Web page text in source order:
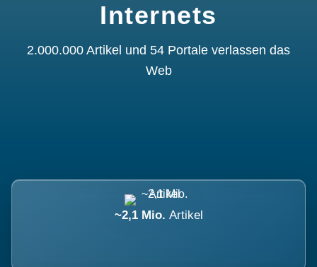
Internets
2.000.000 Artikel und 54 Portale verlassen das
Web
~2,1 Mio. Artikel